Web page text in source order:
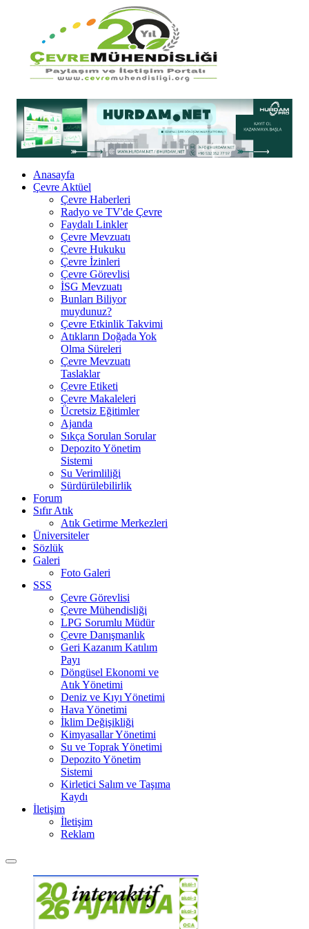
Anasayfa
Çevre Aktüel
Çevre Haberleri
Radyo ve TV'de Çevre
Faydalı Linkler
Çevre Mevzuatı
Çevre Hukuku
Çevre İzinleri
Çevre Görevlisi
İSG Mevzuatı
Bunları Biliyor
muydunuz?
Çevre Etkinlik Takvimi
Atıkların Doğada Yok
Olma Süreleri
Çevre Mevzuatı
Taslaklar
Çevre Etiketi
Çevre Makaleleri
Ücretsiz Eğitimler
Ajanda
Sıkça Sorulan Sorular
Depozito Yönetim
Sistemi
Su Verimliliği
Sürdürülebilirlik
Forum
Sıfır Atık
Atık Getirme Merkezleri
Üniversiteler
Sözlük
Galeri
Foto Galeri
SSS
Çevre Görevlisi
Çevre Mühendisliği
LPG Sorumlu Müdür
Çevre Danışmanlık
Geri Kazanım Katılım
Payı
Döngüsel Ekonomi ve
Atık Yönetimi
Deniz ve Kıyı Yönetimi
Hava Yönetimi
İklim Değişikliği
Kimyasallar Yönetimi
Su ve Toprak Yönetimi
Depozito Yönetim
Sistemi
Kirletici Salım ve Taşıma
Kaydı
İletişim
İletişim
Reklam